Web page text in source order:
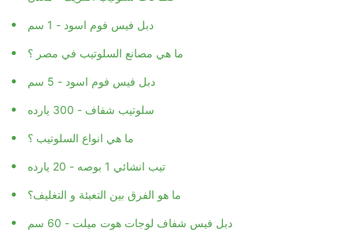
دبل فيس فوم اسود - 1 سم
ما هي مصانع السلوتيب في مصر ؟
دبل فيس فوم اسود - 5 سم
سلوتيب شفاف - 300 يارده
ما هي انواع السلوتيب ؟
تيب انشائي 1 بوصه - 20 يارده
ما هو الفرق بين التعبئة و التغليف؟
دبل فيس شفاف لوجات هوت ميلت - 60 سم